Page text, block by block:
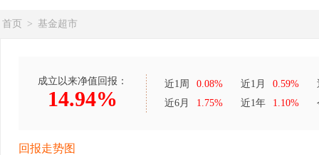
首页 > 基金超市
成立以来净值回报：
14.94%
近1周 0.08% 近1月 0.59%
近6月
1.75% 近1年 1.10%
回报走势图